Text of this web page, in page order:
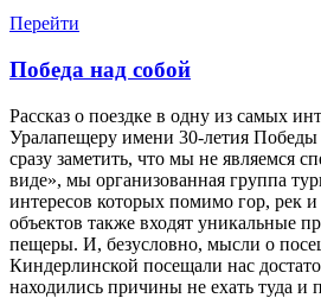
Перейти
Победа над собой
Рассказ о поездке в одну из самых
Уралапещеру имени 30-летия
сразу заметить, что мы не являемся
виде», мы организованная группа
интересов которых помимо гор, рек
объектов также входят уникальные
пещеры. И, безусловно, мысли о
Киндерлинской посещали нас
находились причины не ехать туда и